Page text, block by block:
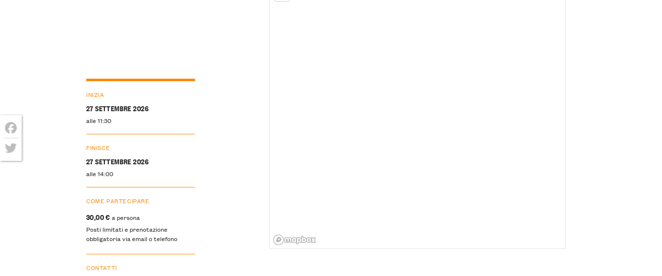
INIZIA
27 SETTEMBRE 2026
alle 11:30
FINISCE
27 SETTEMBRE 2026
alle 14:00
COME PARTECIPARE
30,00 € a persona
Posti limitati e prenotazione
obbligatoria via email o telefono
CONTATTI
Facebook
Twitter